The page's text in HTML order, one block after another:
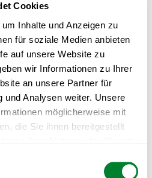
Cookies
Inhalte und Anzeigen zu
für soziale Medien anbieten
auf unsere Website zu
wir Informationen zu Ihrer
an unsere Partner für
und Analysen weiter. Unsere
möglicherweise mit
die Sie ihnen bereitgestellt
tätig.
dir nun auch im
weiterhelfen?
Aufgabe
ausschlaggebend, dass
tätig bist?
die du im Rahmen